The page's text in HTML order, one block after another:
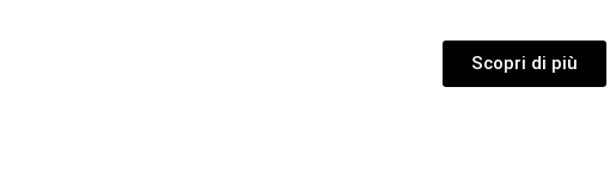
Scopri di più